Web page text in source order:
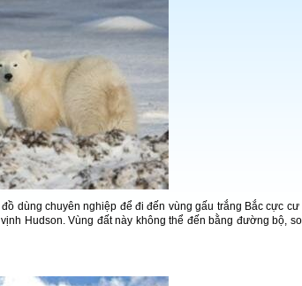
dùng chuyên nghiệp để đi đến vùng gấu trắng Bắc cực cư
Hudson. Vùng đất này không thể đến bằng đường bộ,